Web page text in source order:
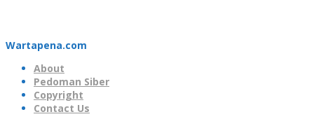
Wartapena.com
About
Pedoman Siber
Copyright
Contact Us